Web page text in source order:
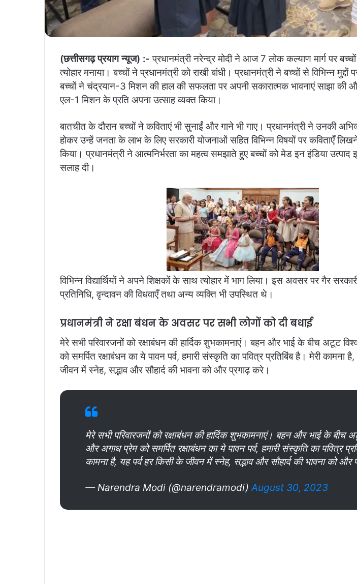
(छत्तीसगढ़ प्रयाग न्यूज) :- प्रधानमंत्री नरेन्द्र मोदी ने आज 7 लोक कल्याण मार्ग पर
त्योहार मनाया। बच्चों ने प्रधानमंत्री को राखी बांधी। प्रधानमंत्री ने बच्चों से विभिन्न मुद्दों
बच्चों ने चंद्रयान-3 मिशन की हाल की सफलता पर अपनी सकारात्मक भावनाएं साझा की
एल-1 मिशन के प्रति अपना उत्साह व्यक्त किया।
बातचीत के दौरान बच्चों ने कविताएं भी सुनाईं और गाने भी गाए। प्रधानमंत्री ने उनकी
होकर उन्हें जनता के लाभ के लिए सरकारी योजनाओं सहित विभिन्न विषयों पर कविताएँ
किया। प्रधानमंत्री ने आत्मनिर्भरता का महत्व समझाते हुए बच्चों को मेड इन इंडिया
सलाह दी।
विभिन्न विद्यार्थियों ने अपने शिक्षकों के साथ त्योहार में भाग लिया। इस अवसर पर गैर
प्रतिनिधि, वृन्दावन की विधवाएँ तथा अन्य व्यक्ति भी उपस्थित थे।
प्रधानमंत्री ने रक्षा बंधन के अवसर पर सभी लोगों को दी बधाई
मेरे सभी परिवारजनों को रक्षाबंधन की हार्दिक शुभकामनाएं। बहन और भाई के बीच अटूट
को समर्पित रक्षाबंधन का ये पावन पर्व, हमारी संस्कृति का पवित्र प्रतिबिंब है। मेरी कामना
जीवन में स्नेह, सद्भाव और सौहार्द की भावना को और प्रगाढ़ करे।
मेरे सभी परिवारजनों को रक्षाबंधन की हार्दिक शुभकामनाएं। बहन और भाई के बीच
और अगाध प्रेम को समर्पित रक्षाबंधन का ये पावन पर्व, हमारी संस्कृति का पवित्र
कामना है, यह पर्व हर किसी के जीवन में स्नेह, सद्भाव और सौहार्द की भावना को और
— Narendra Modi (@narendramodi)August 30, 2023